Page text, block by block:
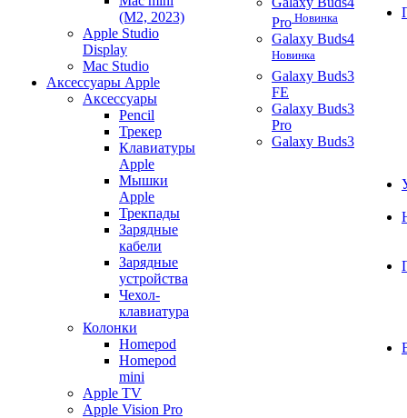
(M2, 2023)
Apple Studio
Display
Mac Studio
Аксессуары Apple
Аксессуары
Pencil
Трекер
Клавиатуры
Apple
Мышки
Apple
Трекпады
Зарядные
кабели
Зарядные
устройства
Чехол-
клавиатура
Колонки
Homepod
Homepod
mini
Apple TV
Apple Vision Pro
Pro Новинка
Galaxy Buds4
Новинка
Galaxy Buds3
FE
Galaxy Buds3
Pro
Galaxy Buds3